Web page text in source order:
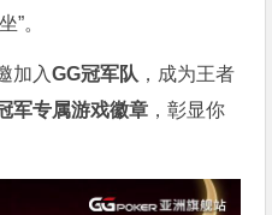
”。
加入GG冠军队 ，成为王者
军专属游戏徽章 ，彰显你